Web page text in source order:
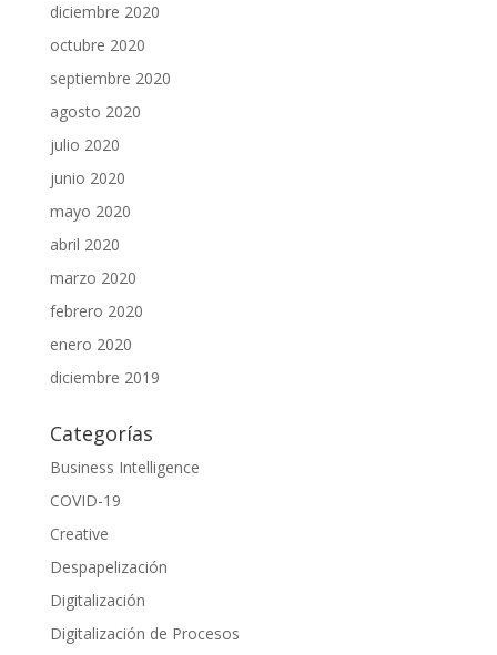
diciembre 2020
octubre 2020
septiembre 2020
agosto 2020
julio 2020
junio 2020
mayo 2020
abril 2020
marzo 2020
febrero 2020
enero 2020
diciembre 2019
Categorías
Business Intelligence
COVID-19
Creative
Despapelización
Digitalización
Digitalización de Procesos